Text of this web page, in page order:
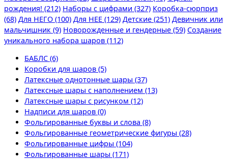
рождения! (212) Наборы с цифрами (327) Коробка-сюрприз
(68) Для НЕГО (100) Для НЕЕ (129) Детские (251) Девичник или
мальчишник (9) Новорожденные и гендерные (59) Создание
уникального набора шаров (112)
БАБЛС (6)
Коробки для шаров (5)
Латексные однотонные шары (37)
Латексные шары с наполнением (13)
Латексные шары с рисунком (12)
Надписи для шаров (0)
Фольгированные буквы и слова (8)
Фольгированные геометрические фигуры (28)
Фольгированные цифры (104)
Фольгированные шары (171)